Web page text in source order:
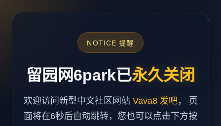
NOTICE 提醒
留园网6park已永久关闭
欢迎访问新型中文社区网站 Vava8 发吧， 页
面将在6秒后自动跳转，您也可以点击下方按